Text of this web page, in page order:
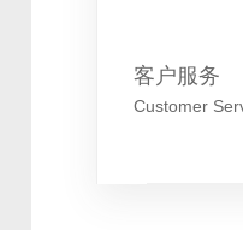
客户服务
Customer